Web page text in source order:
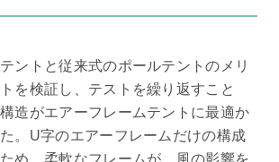
ントと従来式のポールテントのメリ
を検証し、テストを繰り返すこと
造がエアーフレームテントに最適か
。U字のエアーフレームだけの構成
め、柔軟なフレームが、風の影響を